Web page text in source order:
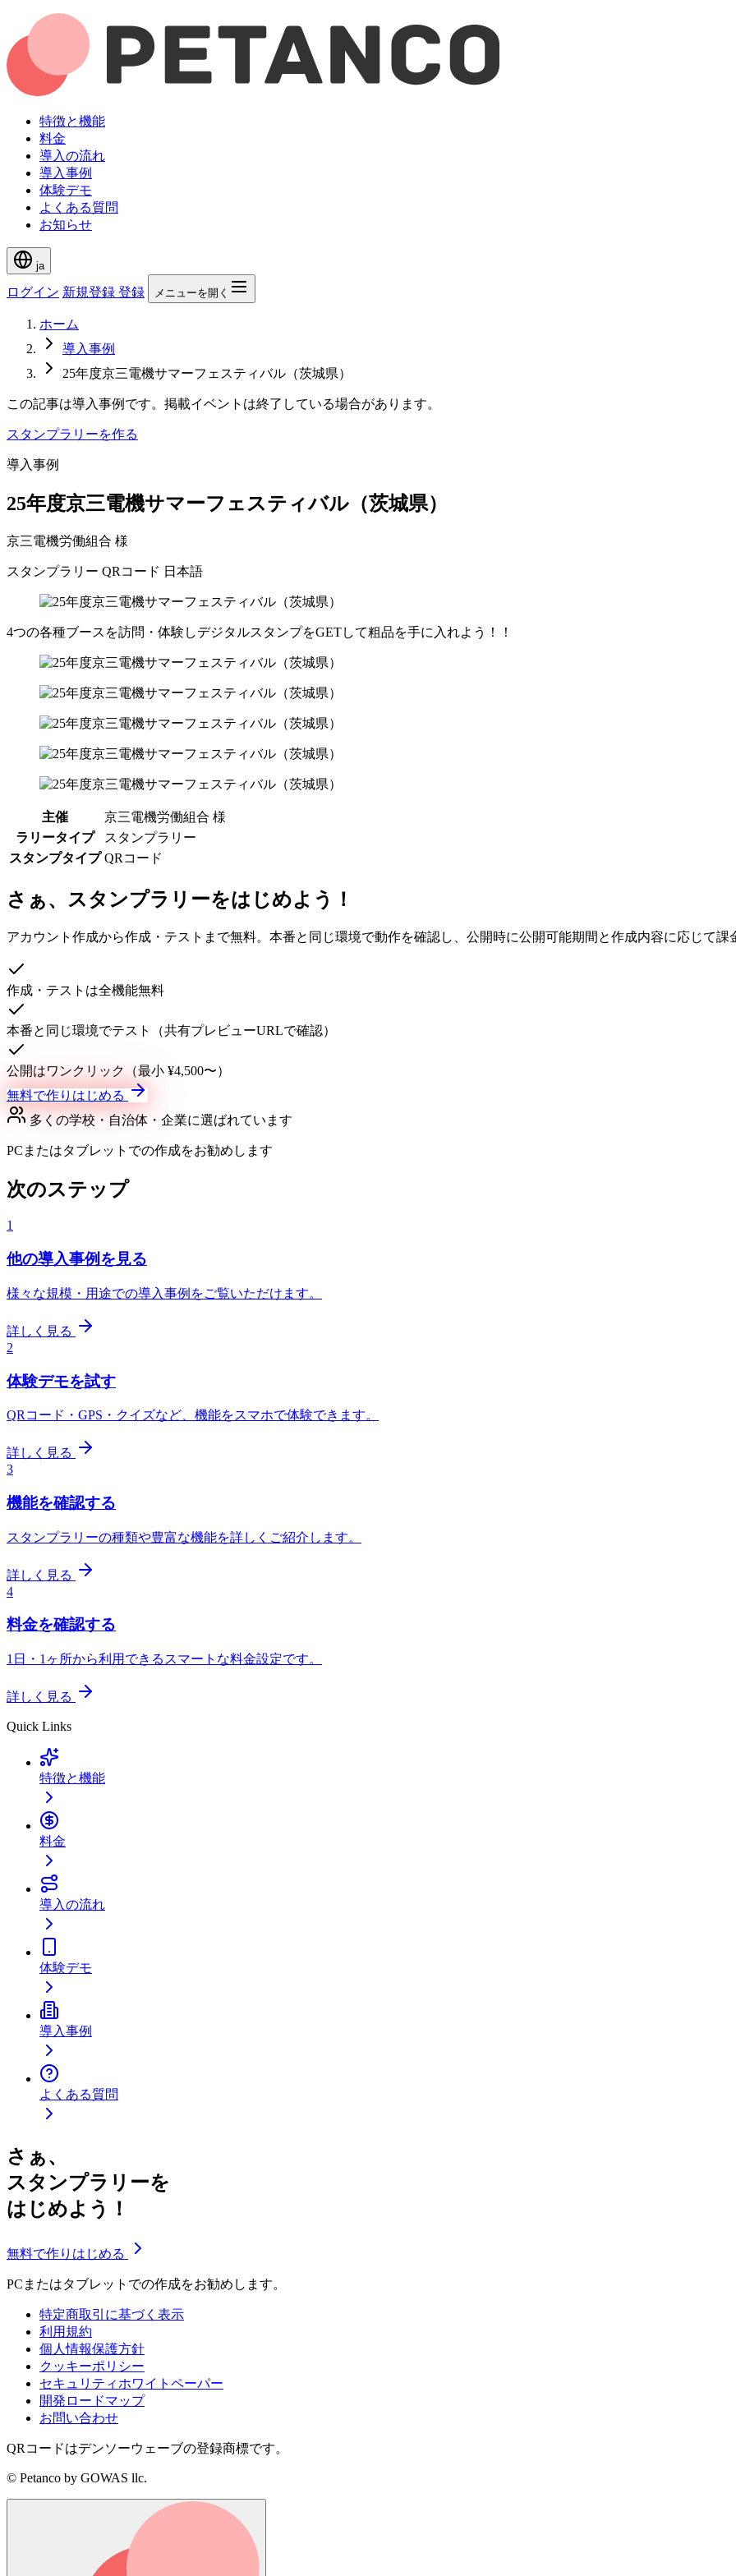
特徴と機能
料金
導入の流れ
導入事例
体験デモ
よくある質問
お知らせ
ja
ログイン 新規登録 登録 メニューを開く
ホーム
導入事例
25年度京三電機サマーフェスティバル（茨城県）
この記事は導入事例です。掲載イベントは終了している場合があります。
スタンプラリーを作る
導入事例
25年度京三電機サマーフェスティバル（茨城県）
京三電機労働組合 様
スタンプラリー QRコード 日本語
4つの各種ブースを訪問・体験しデジタルスタンプをGETして粗品を手に入れよう！！
主催
京三電機労働組合 様
ラリータイプ
スタンプラリー
スタンプタイプ QRコード
さぁ、スタンプラリーをはじめよう！
アカウント作成から作成・テストまで無料。本番と同じ環境で動作を確認し、公開時に公開可能期間と作成内容に応じて課
作成・テストは全機能無料
本番と同じ環境でテスト（共有プレビューURLで確認）
公開はワンクリック（最小 ¥4,500〜）
無料で作りはじめる
多くの学校・自治体・企業に選ばれています
PCまたはタブレットでの作成をお勧めします
次のステップ
1
他の導入事例を見る
様々な規模・用途での導入事例をご覧いただけます。
詳しく見る
2
体験デモを試す
QRコード・GPS・クイズなど、機能をスマホで体験できます。
詳しく見る
3
機能を確認する
スタンプラリーの種類や豊富な機能を詳しくご紹介します。
詳しく見る
4
料金を確認する
1日・1ヶ所から利用できるスマートな料金設定です。
詳しく見る
Quick Links
特徴と機能
料金
導入の流れ
体験デモ
導入事例
よくある質問
さぁ、
スタンプラリーを
はじめよう！
無料で作りはじめる
PCまたはタブレットでの作成をお勧めします。
特定商取引に基づく表示
利用規約
個人情報保護方針
クッキーポリシー
セキュリティホワイトペーパー
開発ロードマップ
お問い合わせ
QRコードはデンソーウェーブの登録商標です。
© Petanco by GOWAS llc.